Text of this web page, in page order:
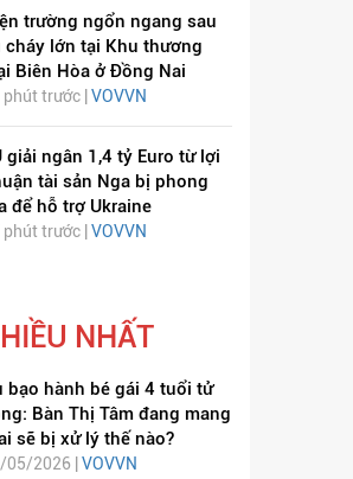
trường ngổn ngang sau
cháy lớn tại Khu thương
Biên Hòa ở Đồng Nai
phút trước | VOVVN
giải ngân 1,4 tỷ Euro từ lợi
tài sản Nga bị phong
để hỗ trợ Ukraine
phút trước | VOVVN
NHẤT
bạo hành bé gái 4 tuổi tử
Bàn Thị Tâm đang mang
sẽ bị xử lý thế nào?
05/2026 | VOVVN